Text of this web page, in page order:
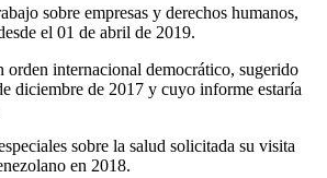
sobre empresas y derechos humanos,
el 01 de abril de 2019.
orden internacional democrático, sugerido
diciembre de 2017 y cuyo informe estaría
sobre la salud solicitada su visita
en 2018.